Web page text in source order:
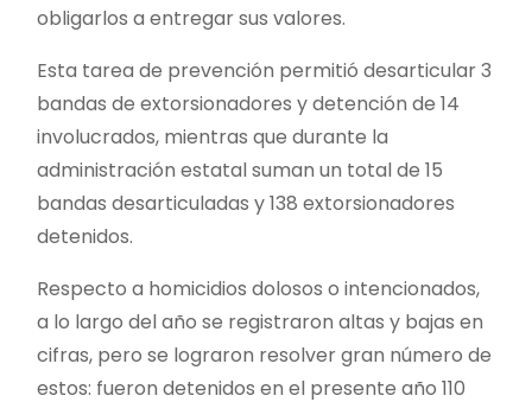
obligarlos a entregar sus valores.
Esta tarea de prevención permitió desarticular 3
bandas de extorsionadores y detención de 14
involucrados, mientras que durante la
administración estatal suman un total de 15
bandas desarticuladas y 138 extorsionadores
detenidos.
Respecto a homicidios dolosos o intencionados,
a lo largo del año se registraron altas y bajas en
cifras, pero se lograron resolver gran número de
estos: fueron detenidos en el presente año 110